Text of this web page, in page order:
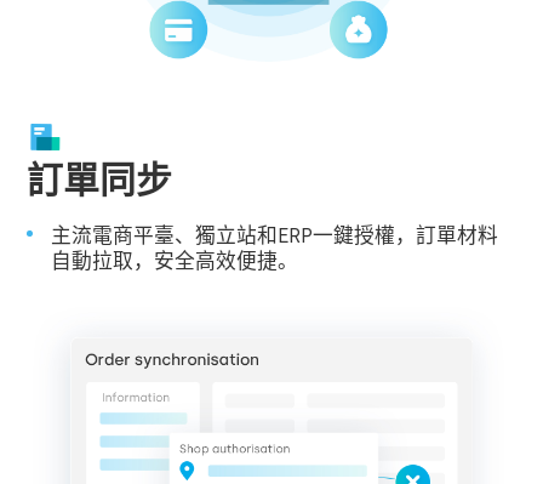
訂單同步
主流電商平臺、獨立站和ERP一鍵授權，訂單材料
自動拉取，安全高效便捷。